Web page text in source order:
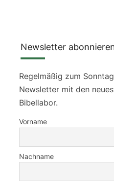
Newsletter
Regelmäßig zum
Newsletter mit den
Bibellabor.
Vorname
Nachname